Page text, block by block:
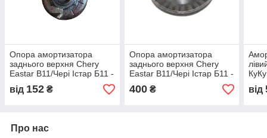
Опора амортизатора
заднього верхня Chery
Eastar B11/Чері Істар Б11 -
B11-2911020, (з розбірки)
від 152 ₴
Опора амортизатора
заднього верхня Chery
Eastar B11/Чері Істар Б11 -
B11-2911020
400₴ від
Про нас